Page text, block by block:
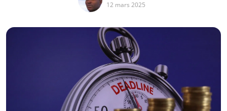
12 mars 2025